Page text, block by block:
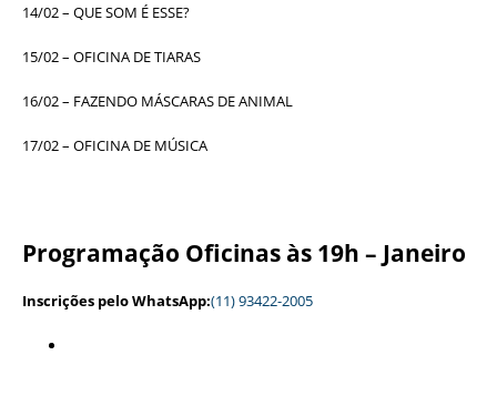
14/02 – QUE SOM É ESSE?
15/02 – OFICINA DE TIARAS
16/02 – FAZENDO MÁSCARAS DE ANIMAL
17/02 – OFICINA DE MÚSICA
Programação Oficinas às 19h – Janeiro
Inscrições pelo WhatsApp:(11) 93422-2005